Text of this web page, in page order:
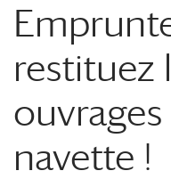
restituez
navette !